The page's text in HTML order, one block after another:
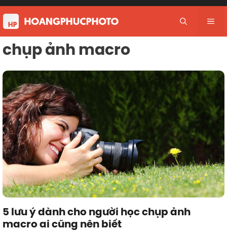
Skip
to
content
chụp ảnh macro
5 lưu ý dành cho người học chụp ảnh
macro ai cũng nên biết